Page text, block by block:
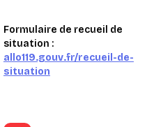
Formulaire de recueil de
situation :
allo119.gouv.fr/recueil-de-
situation